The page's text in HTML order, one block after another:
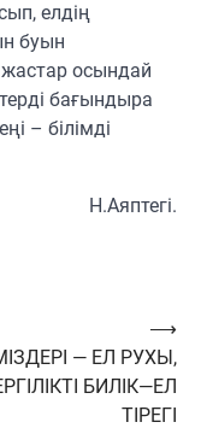
елдің
буын
осындай
бағындыра
– білімді
Н.Аяптегі.
— ЕЛ РУХЫ,
БИЛІК—ЕЛ
ТІРЕГІ
⟶